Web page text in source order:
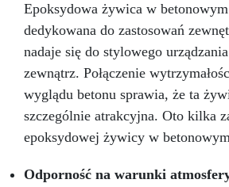
Epoksydowa żywica w
dedykowana do zastosowań
nadaje się do stylowego
zewnątrz. Połączenie
wyglądu betonu sprawia, że ta
szczególnie atrakcyjna. Oto kilka
epoksydowej żywicy w
Odporność na warunki